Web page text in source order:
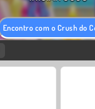
Encontro com o Crush do